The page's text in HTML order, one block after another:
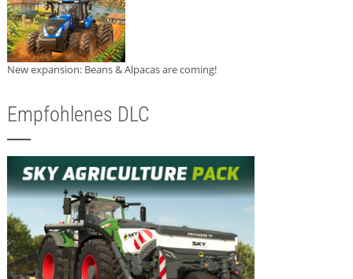
New expansion: Beans & Alpacas are coming!
Empfohlenes DLC